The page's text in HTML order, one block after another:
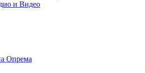
и Видео
Опрема